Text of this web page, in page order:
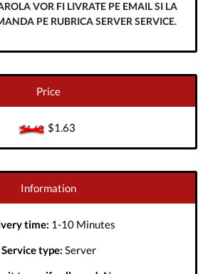
VOR FI LIVRATE PE EMAIL SI LA
PE RUBRICA SERVER SERVICE.
Price
$1.63$1.63
Information
time: 1-10 Minutes
Service type: Server